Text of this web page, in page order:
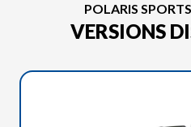
POLARIS
VERSIONS